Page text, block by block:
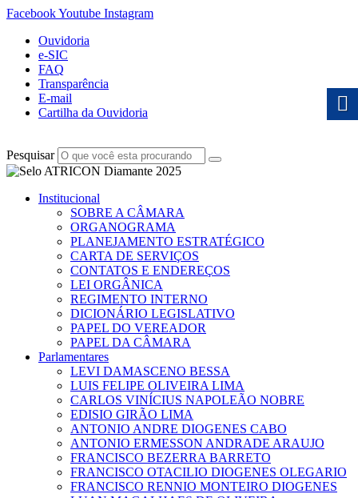
FacebookYoutube Instagram
Ouvidoria
e-SIC
FAQ
Transparência
E-mail
Cartilha da Ouvidoria
Pesquisar
Institucional
SOBRE A CÂMARA
ORGANOGRAMA
PLANEJAMENTO ESTRATÉGICO
CARTA DE SERVIÇOS
CONTATOS E ENDEREÇOS
LEI ORGÂNICA
REGIMENTO INTERNO
DICIONÁRIO LEGISLATIVO
PAPEL DO VEREADOR
PAPEL DA CÂMARA
Parlamentares
LEVI DAMASCENO BESSA
LUIS FELIPE OLIVEIRA LIMA
CARLOS VINÍCIUS NAPOLEÃO NOBRE
EDISIO GIRÃO LIMA
ANTONIO ANDRE DIOGENES CABO
ANTONIO ERMESSON ANDRADE ARAUJO
FRANCISCO BEZERRA BARRETO
FRANCISCO OTACILIO DIOGENES OLEGARIO
FRANCISCO RENNIO MONTEIRO DIOGENES